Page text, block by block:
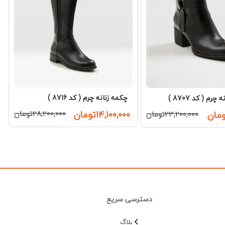
( کد 8707 )
۲۳,۲۰۰,۰۰۰تومان
چکمه زنانه چرم ( کد 8716 )
۱۴,۱۰۰,۰۰۰تومان ۲۸,۲۰۰,۰۰۰تومان
دسترسی سریع
بلاگ